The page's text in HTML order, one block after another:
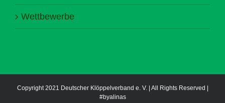
Wettbewerbe
Copyright 2021 Deutscher Klöppelverband e. V. | All Rights Reserved |
#byalinas